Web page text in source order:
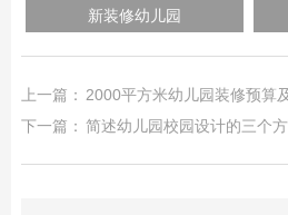
新装修幼儿园
上一篇： 2000平方米幼儿园装修预算
下一篇： 简述幼儿园校园设计的三个方